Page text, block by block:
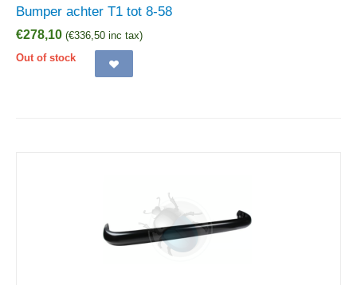
Bumper achter T1 tot 8-58
€278,10 (€336,50 inc tax)
Out of stock